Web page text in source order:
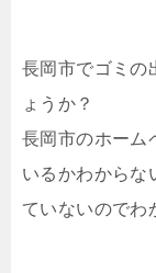
長岡市でゴミの
ょうか？
長岡市のホーム
いるかわからな
ていないのでわ